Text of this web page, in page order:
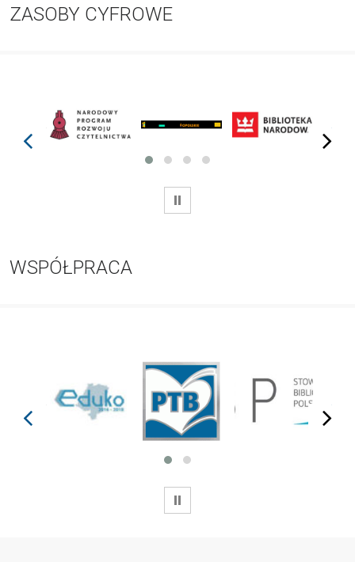
ZASOBY CYFROWE
prev next
WSTRZYMAJ
WSPÓŁPRACA
next
WSTRZYMAJ